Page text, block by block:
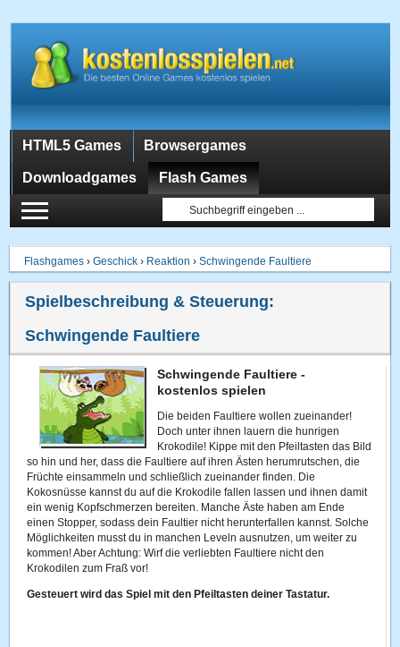
HTML5 Games Browsergames
Downloadgames Flash Games
Flashgames ›Geschick › Reaktion ›Schwingende Faultiere
Spielbeschreibung & Steuerung:
Schwingende Faultiere
Schwingende Faultiere -
kostenlos spielen
Die beiden Faultiere wollen zueinander!
Doch unter ihnen lauern die hunrigen
Krokodile! Kippe mit den Pfeiltasten das Bild
so hin und her, dass die Faultiere auf ihren Ästen herumrutschen, die
Früchte einsammeln und schließlich zueinander finden. Die
Kokosnüsse kannst du auf die Krokodile fallen lassen und ihnen damit
ein wenig Kopfschmerzen bereiten. Manche Äste haben am Ende
einen Stopper, sodass dein Faultier nicht herunterfallen kannst. Solche
Möglichkeiten musst du in manchen Leveln ausnutzen, um weiter zu
kommen! Aber Achtung: Wirf die verliebten Faultiere nicht den
Krokodilen zum Fraß vor!
Gesteuert wird das Spiel mit den Pfeiltasten deiner Tastatur.